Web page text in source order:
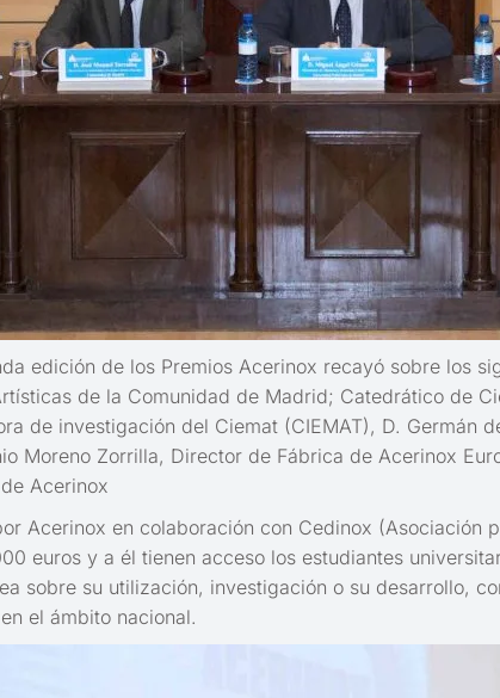
edición de los Premios Acerinox recayó sobre los
de la Comunidad de Madrid; Catedrático de
de investigación del Ciemat (CIEMAT), D. Germán
Moreno Zorrilla, Director de Fábrica de Acerinox
Acerinox
Acerinox en colaboración con Cedinox (Asociación
euros y a él tienen acceso los estudiantes
sobre su utilización, investigación o su desarrollo,
el ámbito nacional.